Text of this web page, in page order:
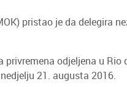
pristao je da delegira
odjeljena u
21. augusta 2016.